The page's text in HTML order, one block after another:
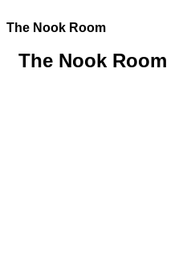
al
The Nook Room
The Nook Room